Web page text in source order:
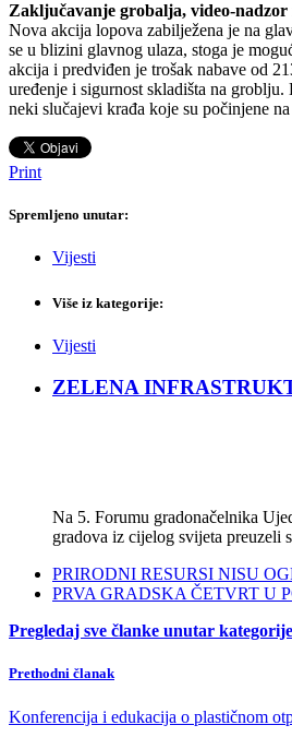
Zaključavanje grobalja, video-
Nova akcija lopova zabilježena je na
se u blizini glavnog ulaza, stoga je
akcija i predviđen je trošak nabave od
uređenje i sigurnost skladišta na
neki slučajevi krađa koje su počinjene
Print
Spremljeno unutar:
Vijesti
Više iz kategorije:
Vijesti
ZELENA
Na 5. Forumu gradonačelnika
gradova iz cijelog svijeta preuzeli
PRIRODNI RESURSI NISU
PRVA GRADSKA ČETVRT U
Pregledaj sve članke unutar
Prethodni članak
Konferencija i edukacija o plastičnom